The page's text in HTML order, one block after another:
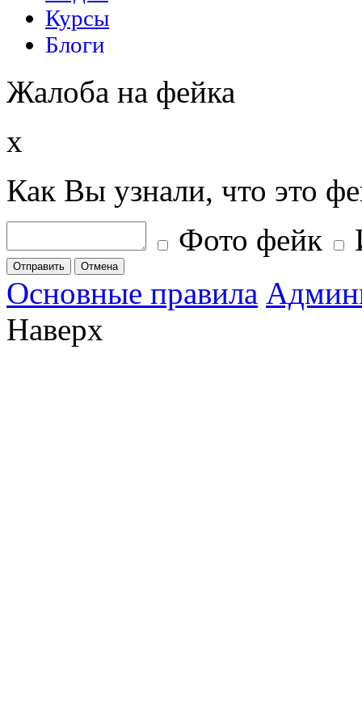
Жалоба на фейка
x
Как Вы узнали, что это
Фото фейк
Отправить Отмена
Основные правила
Наверх